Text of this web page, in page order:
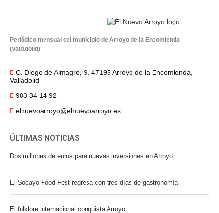
Periódico mensual del municipio de Arroyo de la Encomienda
(Valladolid)
C. Diego de Almagro, 9, 47195 Arroyo de la Encomienda,
Valladolid
983 34 14 92
elnuevoarroyo@elnuevoarroyo.es
ÚLTIMAS NOTICIAS
Dos millones de euros para nuevas inversiones en Arroyo
El Socayo Food Fest regresa con tres días de gastronomía
El folklore internacional conquista Arroyo